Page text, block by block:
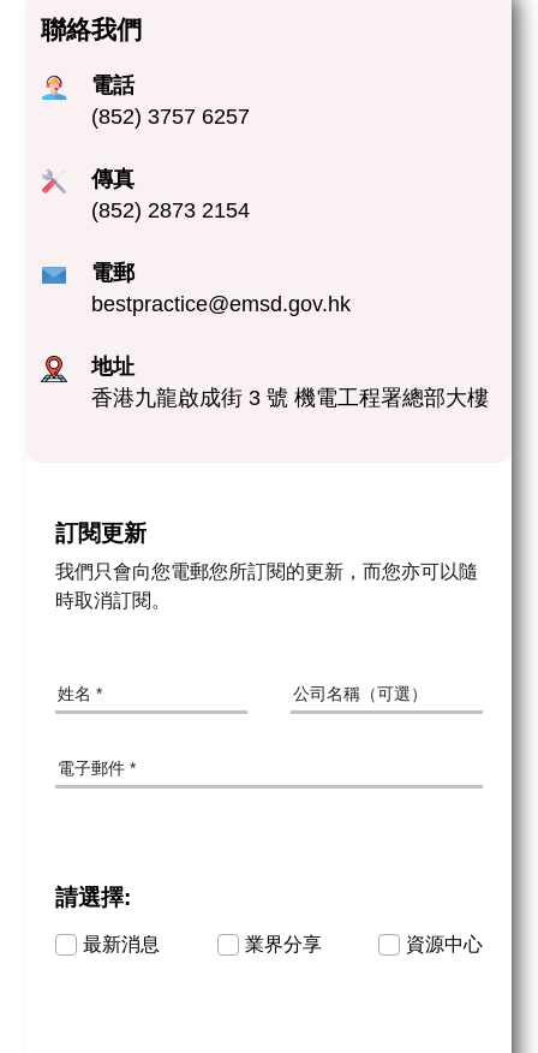
聯絡我們
電話
(852) 3757 6257
傳真
(852) 2873 2154
電郵
bestpractice@emsd.gov.hk
地址
香港九龍啟成街 3 號 機電工程署總部大樓
訂閱更新
我們只會向您電郵您所訂閱的更新，而您亦可以隨
時取消訂閱。
姓名 公司名稱
電郵地址
請選擇:
訂閱類別
最新消息 業界分享 資源中心